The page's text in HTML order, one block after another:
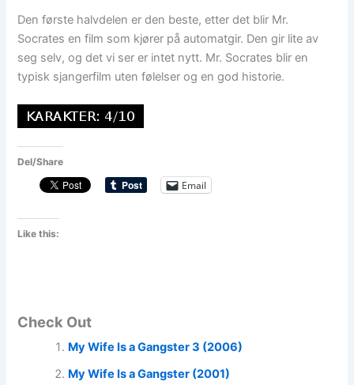
Den første halvdelen er den beste, etter det blir Mr.
Socrates en film som kjører på automatgir. Den gir lite av
seg selv, og det vi ser er intet nytt. Mr. Socrates blir en
typisk sjangerfilm uten følelser og en god historie.
Del/Share
Email
Like this:
Check Out
My Wife Is a Gangster 3 (2006)
My Wife Is a Gangster (2001)